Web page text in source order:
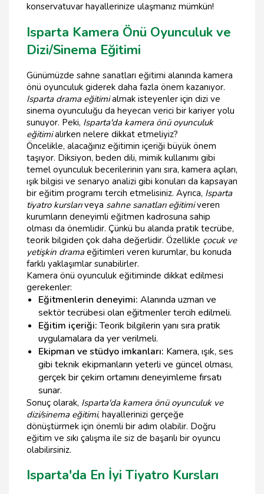
konservatuvar hayallerinize ulaşmanız mümkün!
Isparta Kamera Önü Oyunculuk ve
Dizi/Sinema Eğitimi
Günümüzde sahne sanatları eğitimi alanında kamera
önü oyunculuk giderek daha fazla önem kazanıyor.
Isparta drama eğitimialmak isteyenler için dizi ve
sinema oyunculuğu da heyecan verici bir kariyer yolu
sunuyor. Peki, Isparta'da kamera önü oyunculuk
eğitimialırken nelere dikkat etmeliyiz?
Öncelikle, alacağınız eğitimin içeriği büyük önem
taşıyor. Diksiyon, beden dili, mimik kullanımı gibi
temel oyunculuk becerilerinin yanı sıra, kamera açıları,
ışık bilgisi ve senaryo analizi gibi konuları da kapsayan
bir eğitim programı tercih etmelisiniz. Ayrıca, Isparta
tiyatro kurslarıveya sahne sanatları eğitimiveren
kurumların deneyimli eğitmen kadrosuna sahip
olması da önemlidir. Çünkü bu alanda pratik tecrübe,
teorik bilgiden çok daha değerlidir. Özellikle çocuk ve
yetişkin dramaeğitimleri veren kurumlar, bu konuda
farklı yaklaşımlar sunabilirler.
Kamera önü oyunculuk eğitiminde dikkat edilmesi
gerekenler:
Eğitmenlerin deneyimi: Alanında uzman ve
sektör tecrübesi olan eğitmenler tercih edilmeli.
Eğitim içeriği:Teorik bilgilerin yanı sıra pratik
uygulamalara da yer verilmeli.
Ekipman ve stüdyo imkanları: Kamera, ışık, ses
gibi teknik ekipmanların yeterli ve güncel olması,
gerçek bir çekim ortamını deneyimleme fırsatı
sunar.
Sonuç olarak, Isparta'da kamera önü oyunculuk ve
dizi/sinema eğitimi, hayallerinizi gerçeğe
dönüştürmek için önemli bir adım olabilir. Doğru
eğitim ve sıkı çalışma ile siz de başarılı bir oyuncu
olabilirsiniz.
Isparta'da En İyi Tiyatro Kursları